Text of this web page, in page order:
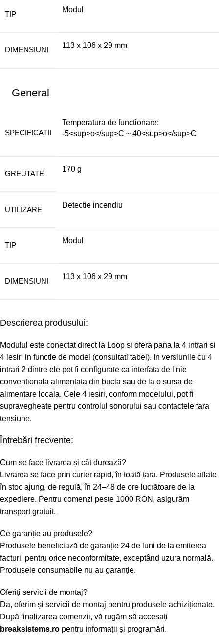
TIP
Modul
DIMENSIUNI
113 x 106 x 29 mm
General
SPECIFICATII
Temperatura de functionare:
-5<sup>o</sup>C ~ 40<sup>o</sup>C
GREUTATE
170 g
UTILIZARE
Detectie incendiu
TIP
Modul
DIMENSIUNI
113 x 106 x 29 mm
Descrierea produsului:
Modulul este conectat direct la Loop si ofera pana la 4 intrari si
4 iesiri in functie de model (consultati tabel). In versiunile cu 4
intrari 2 dintre ele pot fi configurate ca interfata de linie
conventionala alimentata din bucla sau de la o sursa de
alimentare locala. Cele 4 iesiri, conform modelului, pot fi
supravegheate pentru controlul sonorului sau contactele fara
tensiune.
Întrebări frecvente:
Cum se face livrarea și cât durează?
Livrarea se face prin curier rapid, în toată țara. Produsele aflate
în stoc ajung, de regulă, în 24–48 de ore lucrătoare de la
expediere. Pentru comenzi peste 1000 RON, asigurăm
transport gratuit.
Ce garanție au produsele?
Produsele beneficiază de garanție 24 de luni de la emiterea
facturii pentru orice neconformitate, exceptând uzura normală.
Produsele consumabile nu au garanție.
Oferiți servicii de montaj?
Da, oferim și servicii de montaj pentru produsele achiziționate.
După finalizarea comenzii, vă rugăm să accesați
breaksistems.ro pentru informații și programări.